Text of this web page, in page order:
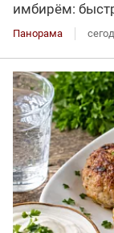
имбирём:
Панорама